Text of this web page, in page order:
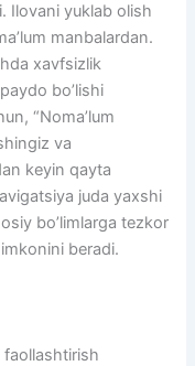
Ilovani yuklab olish
manbalardan.
xavfsizlik
bo’lishi
“Noma’lum
va
keyin qayta
juda yaxshi
bo’limlarga tezkor
beradi.
faollashtirish